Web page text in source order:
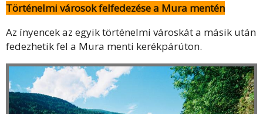
Történelmi városok felfedezése a Mura mentén
Az ínyencek az egyik történelmi városkát a másik után
fedezhetik fel a Mura menti kerékpárúton.